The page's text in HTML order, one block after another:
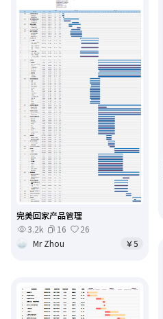
完美回家产品管理
3.2k
16
26
Mr Zhou
￥5